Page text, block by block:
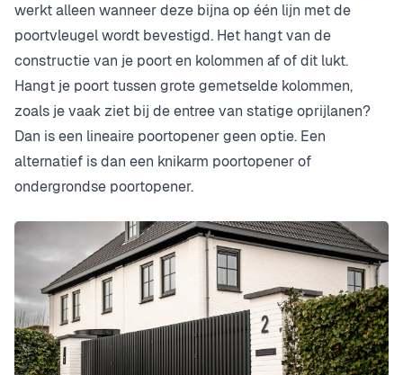
werkt alleen wanneer deze bijna op één lijn met de
poortvleugel wordt bevestigd. Het hangt van de
constructie van je poort en kolommen af of dit lukt.
Hangt je poort tussen grote gemetselde kolommen,
zoals je vaak ziet bij de entree van statige oprijlanen?
Dan is een lineaire poortopener geen optie. Een
alternatief is dan een knikarm poortopener of
ondergrondse poortopener.